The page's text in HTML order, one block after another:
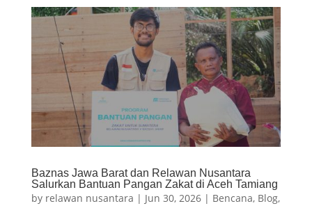
Baznas Jawa Barat dan Relawan Nusantara
Salurkan Bantuan Pangan Zakat di Aceh Tamiang
by relawan nusantara | Jun 30, 2026| Bencana, Blog,